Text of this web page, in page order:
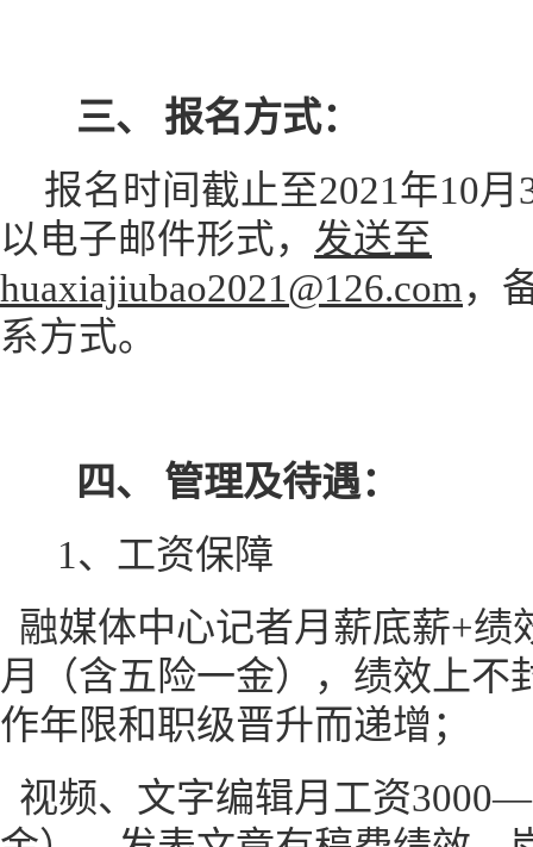
三、 报名方式：
报名时间截止至2021年10
以电子邮件形式， 发送至
huaxiajiubao2021@126.com，
系方式。
四、 管理及待遇：
1、 工资保障
融媒体中心记者月薪底薪+绩
月（含五险一金），绩效上不
作年限和职级晋升而递增；
视频、文字编辑月工资